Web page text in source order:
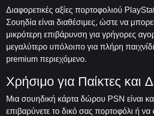
Διαφορετικές αξίες πορτοφολιού
Σουηδία είναι διαθέσιμες, ώστε να
μικρότερη επιβάρυνση για γρήγορες
μεγαλύτερο υπόλοιπο για πλήρη
premium περιεχόμενο.
Χρήσιμο για Παίκτες και
Μια σουηδική κάρτα δώρου PSN είναι
επιβαρύνετε το δικό σας πορτοφόλι ή να